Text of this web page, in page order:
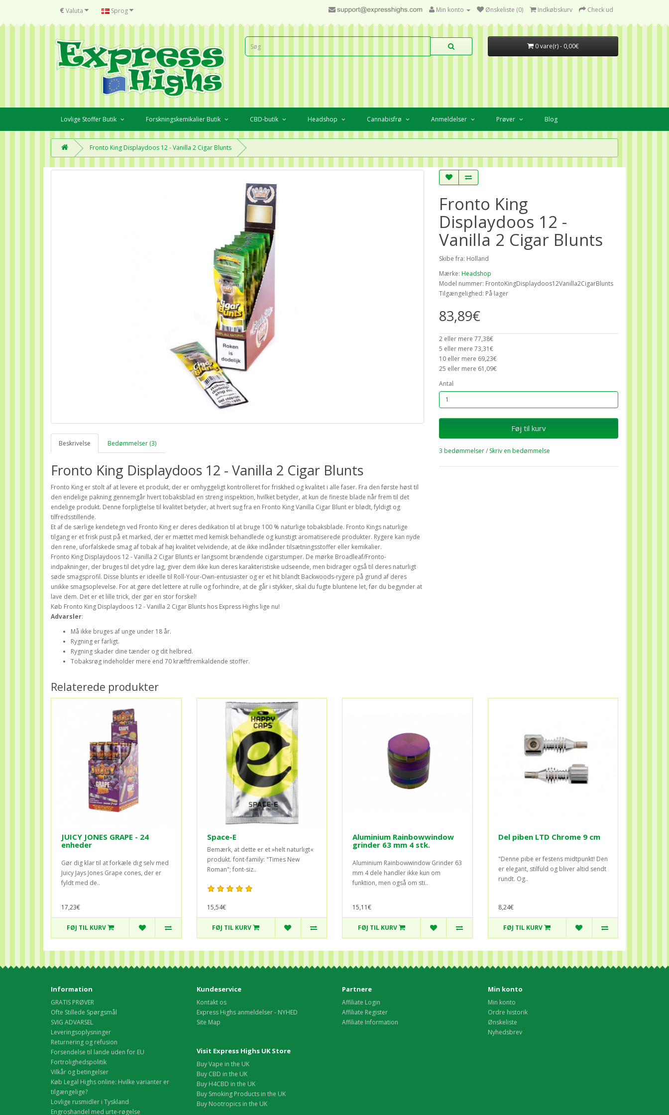
€ Valuta Sprog Min konto Ønskeliste (0) Indkøbskurv Check ud
0 vare(r) - 0,00€
Lovlige Stoffer Butik Forskningskemikalier Butik CBD-butik Headshop Cannabisfrø Anmeldelser Prøver Blog
Fronto King Displaydoos 12 - Vanilla 2 Cigar Blunts
Beskrivelse Bedømmelser (3)
Fronto King Displaydoos 12 - Vanilla 2 Cigar Blunts
Fronto King er stolt af at levere et produkt, der er omhyggeligt kontrolleret for friskhed og kvalitet i alle faser. Fra den første høst til
den endelige pakning gennemgår hvert tobaksblad en streng inspektion, hvilket betyder, at kun de fineste blade når frem til det
endelige produkt. Denne forpligtelse til kvalitet betyder, at hvert sug fra en Fronto King Vanilla Cigar Blunt er blødt, fyldigt og
tilfredsstillende.
Et af de særlige kendetegn ved Fronto King er deres dedikation til at bruge 100 % naturlige tobaksblade. Fronto Kings naturlige
tilgang er et frisk pust på et marked, der er mættet med kemisk behandlede og kunstigt aromatiserede produkter. Rygere kan nyde
den rene, uforfalskede smag af tobak af høj kvalitet velvidende, at de ikke indånder tilsætningsstoffer eller kemikalier.
Fronto King Displaydoos 12 - Vanilla 2 Cigar Blunts er langsomt brændende cigarstumper. De mørke Broadleaf/Fronto-
indpakninger, der bruges til det ydre lag, giver dem ikke kun deres karakteristiske udseende, men bidrager også til deres naturligt
søde smagsprofil. Disse blunts er ideelle til Roll-Your-Own-entusiaster og er et hit blandt Backwoods-rygere på grund af deres
unikke smagsoplevelse. For at gøre det lettere at rulle og forhindre, at de går i stykker, skal du fugte bluntene let, før du begynder at
lave dem. Det er et lille trick, der gør en stor forskel!
Køb Fronto King Displaydoos 12 - Vanilla 2 Cigar Blunts hos Express Highs lige nu!
Advarsler:
Må ikke bruges af unge under 18 år.
Rygning er farligt.
Rygning skader dine tænder og dit helbred.
Tobaksrøg indeholder mere end 70 kræftfremkaldende stoffer.
Fronto King
Displaydoos 12 -
Vanilla 2 Cigar Blunts
Skibe fra: Holland
Mærke: Headshop
Model nummer: FrontoKingDisplaydoos12Vanilla2CigarBlunts
Tilgængelighed: På lager
83,89€
2 eller mere 77,38€
5 eller mere 73,31€
10 eller mere 69,23€
25 eller mere 61,09€
Antal
Føj til kurv
3 bedømmelser/ Skriv en bedømmelse
Relaterede produkter
JUICY JONES GRAPE - 24
enheder
Gør dig klar til at forkæle dig selv med
Juicy Jays Jones Grape cones, der er
fyldt med de..
17,23€
FØJ TIL KURV
Space-E
Bemærk, at dette er et »helt naturligt«
produkt. font-family: "Times New
Roman"; font-siz..
15,54€
FØJ TIL KURV
Aluminium Rainbowwindow
grinder 63 mm 4 stk.
Aluminium Rainbowwindow Grinder 63
mm 4 dele handler ikke kun om
funktion, men også om sti..
15,11€
FØJ TIL KURV
Del piben LTD Chrome 9 cm
"Denne pibe er festens midtpunkt! Den
er elegant, stilfuld og bliver altid sendt
rundt. Og..
8,24€
FØJ TIL KURV
Information
GRATIS PRØVER
Ofte Stillede Spørgsmål
SVIG ADVARSEL
Leveringsoplysninger
Returnering og refusion
Forsendelse til lande uden for EU
Fortrolighedspolitik
Vilkår og betingelser
Køb Legal Highs online: Hvilke varianter er
tilgængelige?
Lovlige rusmidler i Tyskland
Engroshandel med urte-røgelse
Kundeservice
Kontakt os
Express Highs anmeldelser - NYHED
Site Map
Partnere
Affiliate Login
Affiliate Register
Affiliate Information
Min konto
Min konto
Ordre historik
Ønskeliste
Nyhedsbrev
Visit Express Highs UK Store
Buy Vape in the UK
Buy CBD in the UK
Buy H4CBD in the UK
Buy Smoking Products in the UK
Buy Nootropics in the UK